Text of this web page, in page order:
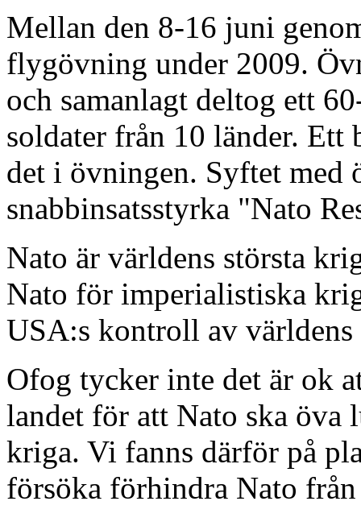
Mellan den 8-16 juni
flygövning under 2009.
och samanlagt deltog ett
soldater från 10 länder.
det i övningen. Syftet med
snabbinsatsstyrka "Nato
Nato är världens största
Nato för imperialistiska
USA:s kontroll av världens
Ofog tycker inte det är ok
landet för att Nato ska öva
kriga. Vi fanns därför på
försöka förhindra Nato